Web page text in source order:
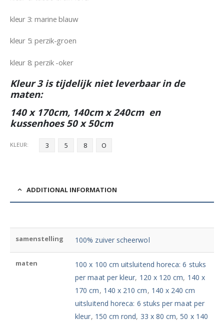
kleur 3: marine blauw
kleur 5: perzik-groen
kleur 8: perzik -oker
Kleur 3 is tijdelijk niet leverbaar in de
maten:
140 x 170cm, 140cm x 240cm en
kussenhoes 50 x 50cm
KLEUR 3 5 8 O
ADDITIONAL INFORMATION
samenstelling 100% zuiver scheerwol
maten
100 x 100 cm uitsluitend horeca: 6 stuks
per maat per kleur, 120 x 120 cm, 140 x
170 cm, 140 x 210 cm, 140 x 240 cm
uitsluitend horeca: 6 stuks per maat per
kleur, 150 cm rond, 33 x 80 cm,50 x 140